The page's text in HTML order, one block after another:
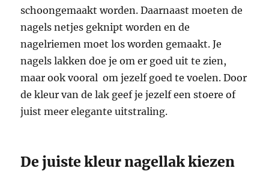
schoongemaakt worden. Daarnaast moeten de
nagels netjes geknipt worden en de
nagelriemen moet los worden gemaakt. Je
nagels lakken doe je om er goed uit te zien,
maar ook vooral om jezelf goed te voelen. Door
de kleur van de lak geef je jezelf een stoere of
juist meer elegante uitstraling.
De juiste kleur nagellak kiezen